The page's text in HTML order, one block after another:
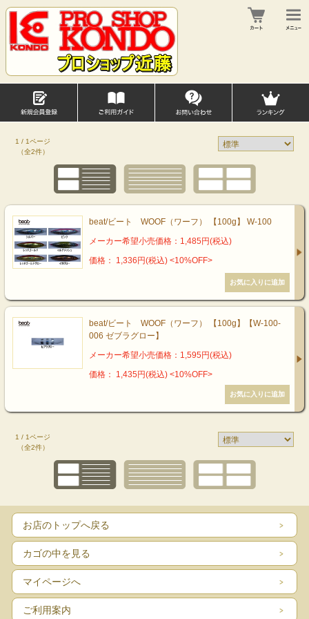
1 / 1ページ
（全2件）
beat/ビート WOOF（ワーフ） 【100g】 W-100
メーカー希望小売価格：1,485円(税込)
価格： 1,336円(税込) <10%OFF>
beat/ビート WOOF（ワーフ） 【100g】【W-100-
006 ゼブラグロー】
メーカー希望小売価格：1,595円(税込)
価格： 1,435円(税込) <10%OFF>
1 / 1ページ
（全2件）
お店のトップへ戻る
カゴの中を見る
マイページへ
ご利用案内